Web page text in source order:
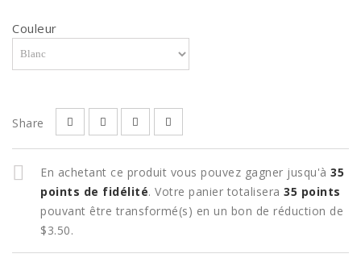
Couleur
Share
En achetant ce produit vous pouvez gagner jusqu'à 35
points de fidélité. Votre panier totalisera 35 points
pouvant être transformé(s) en un bon de réduction de
$3.50.